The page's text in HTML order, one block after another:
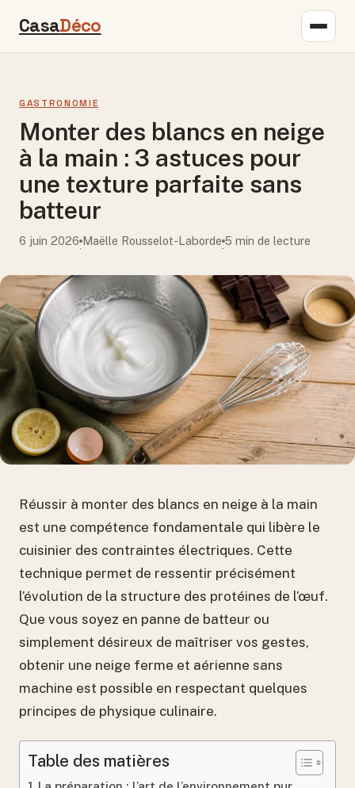
CasaDéco
GASTRONOMIE
Monter des blancs en neige
à la main : 3 astuces pour
une texture parfaite sans
batteur
6 juin 2026
·
Maëlle Rousselot-Laborde
·
5 min de lecture
Réussir à monter des blancs en neige à la main
est une compétence fondamentale qui libère le
cuisinier des contraintes électriques. Cette
technique permet de ressentir précisément
l’évolution de la structure des protéines de l’œuf.
Que vous soyez en panne de batteur ou
simplement désireux de maîtriser vos gestes,
obtenir une neige ferme et aérienne sans
machine est possible en respectant quelques
principes de physique culinaire.
Table des matières